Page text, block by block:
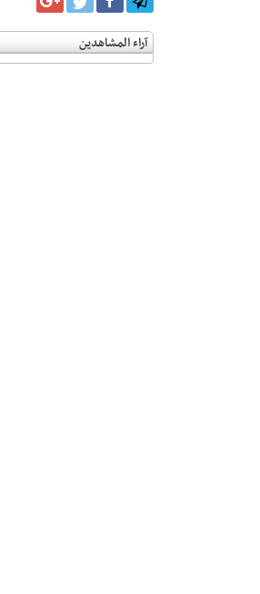
آراء المشاهدين